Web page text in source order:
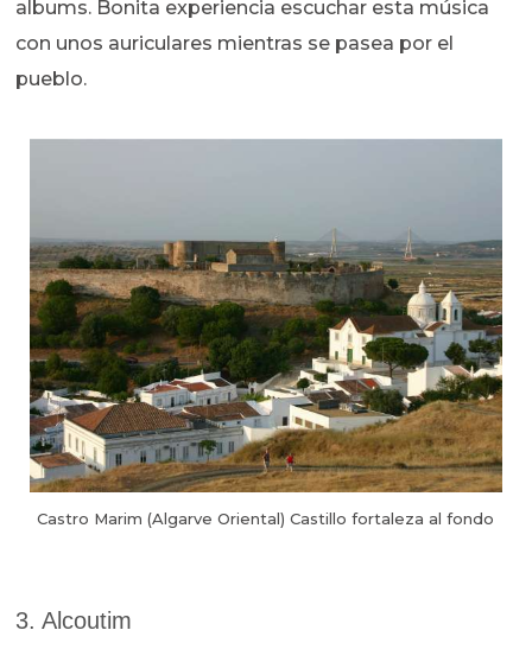
albums. Bonita experiencia escuchar esta música
con unos auriculares mientras se pasea por el
pueblo.
Castro Marim (Algarve Oriental) Castillo fortaleza al fondo
3. Alcoutim